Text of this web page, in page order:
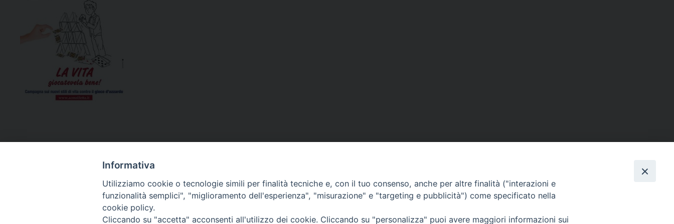
Ufficio Comunicazioni sociali SEGUICI SU
Informativa
Utilizziamo cookie o tecnologie simili per finalità tecniche e, con il tuo consenso, anche per altre finalità ("interazioni e
funzionalità semplici", "miglioramento dell'esperienza", "misurazione" e "targeting e pubblicità") come specificato nella
cookie policy.
Cliccando su "accetta" acconsenti all'utilizzo dei cookie. Cliccando su "personalizza" puoi avere maggiori informazioni sui